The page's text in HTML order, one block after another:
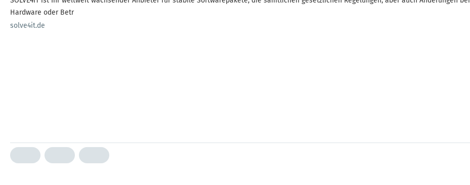
Hardware oder Betr
solve4it.de